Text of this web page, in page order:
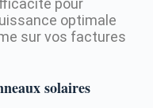
optimale
sur vos factures
solaires